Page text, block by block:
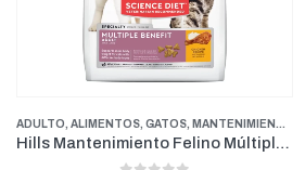
ALIMENTOS ,GATOS,KITTEN, MANTENIMIENTO
Proplan Kitten Pollo y Arroz